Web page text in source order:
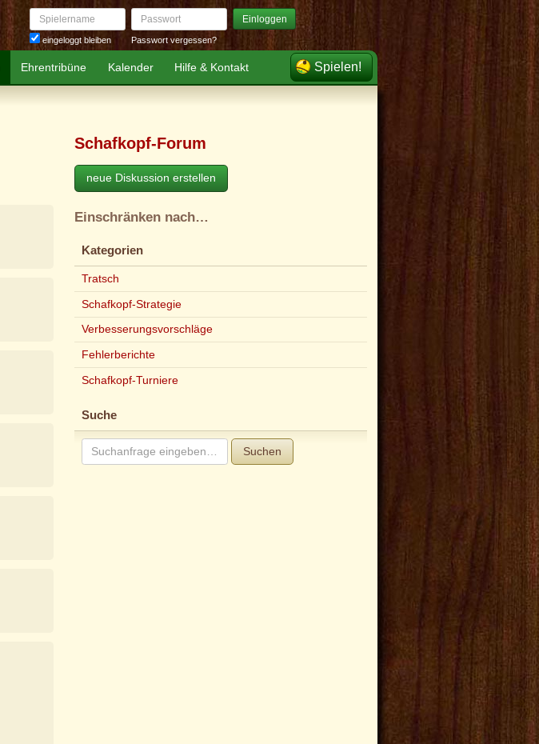
Spielername
eingeloggt bleiben
Passwort Einloggen
Passwort vergessen?
Ehrentribüne Kalender Hilfe & Kontakt Spielen!
Schafkopf-Forum
neue Diskussion erstellen
Einschränken nach…
Kategorien
Tratsch
Schafkopf-Strategie
Verbesserungsvorschläge
Fehlerberichte
Schafkopf-Turniere
Suche
Suchen